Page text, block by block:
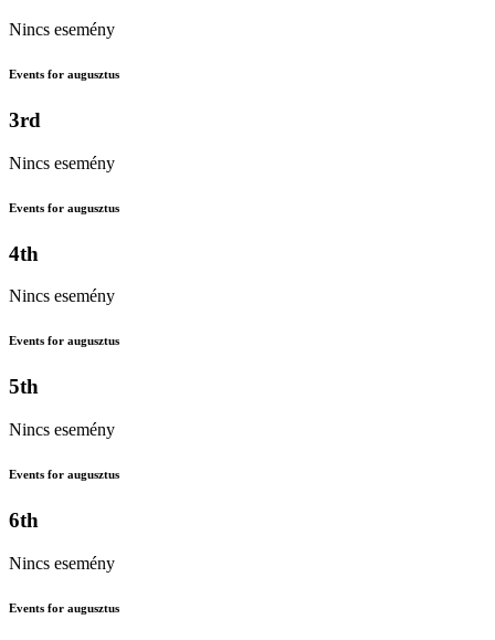
Nincs esemény
Events for augusztus
3rd
Nincs esemény
Events for augusztus
4th
Nincs esemény
Events for augusztus
5th
Nincs esemény
Events for augusztus
6th
Nincs esemény
Events for augusztus